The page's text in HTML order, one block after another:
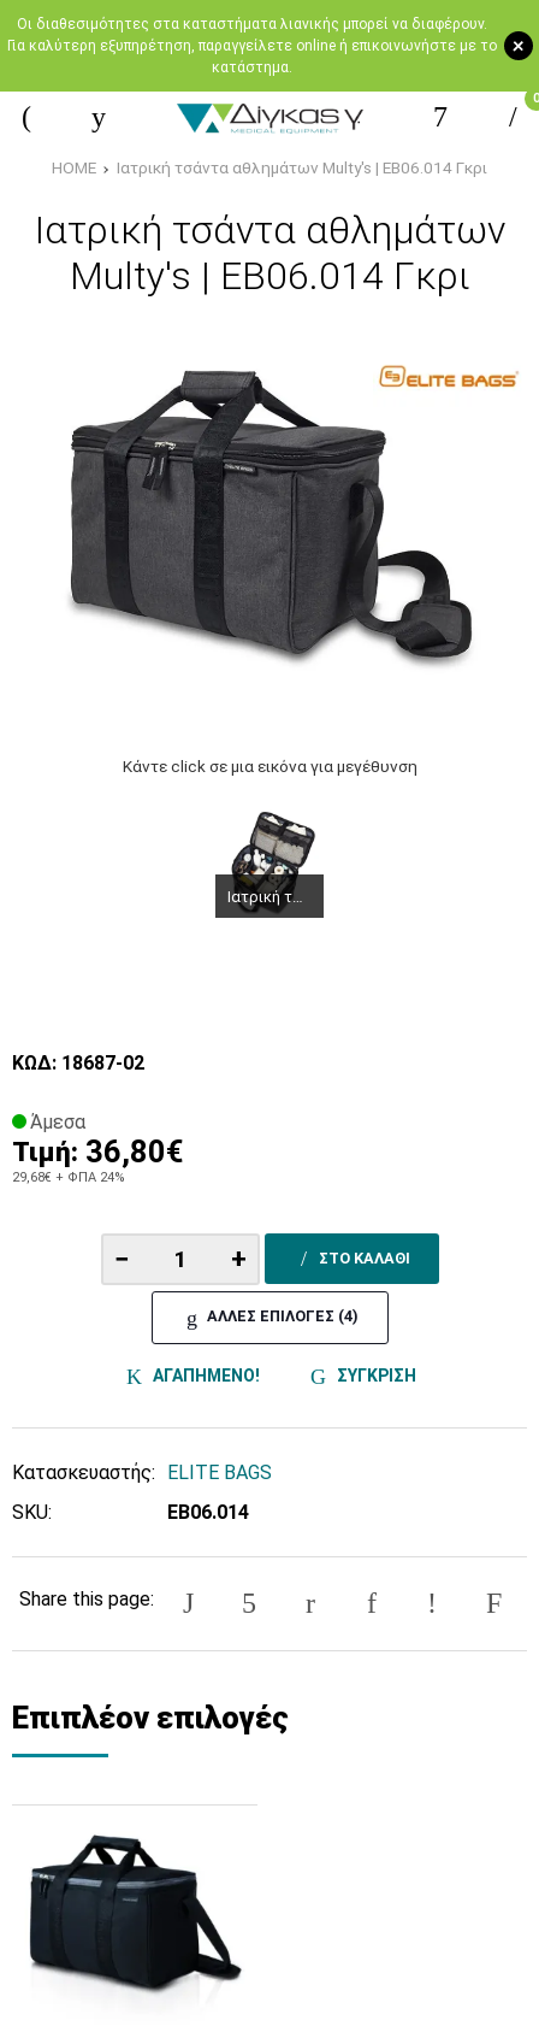
+
Oι διαθεσιμότητες στα καταστήματα λιανικής μπορεί να διαφέρουν.
Για καλύτερη εξυπηρέτηση, παραγγείλετε online ή επικοινωνήστε με το
κατάστημα.
0
HOME Ιατρική τσάντα αθλημάτων Multy's | EB06.014 Γκρι
Ιατρική τσάντα αθλημάτων
Multy's | EB06.014 Γκρι
Κάντε click σε μια εικόνα για μεγέθυνση
Ιατρική τσάντα
ΚΩΔ: 18687-02
Άμεσα
Τιμή: 36,80€
29,68€ + ΦΠΑ 24%
− + ΣΤΟ ΚΑΛΑΘΙ
ΑΛΛΕΣ ΕΠΙΛΟΓΕΣ (4)
ΑΓΑΠΗΜΕΝΟ! ΣΥΓΚΡΙΣΗ
Κατασκευαστής:
ELITE BAGS
SKU:
ΕΒ06.014
Share this page:
Επιπλέον επιλογές